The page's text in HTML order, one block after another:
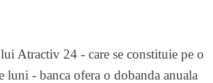
Atractiv 24 - care se constituie pe o
luni - banca ofera o dobanda anuala